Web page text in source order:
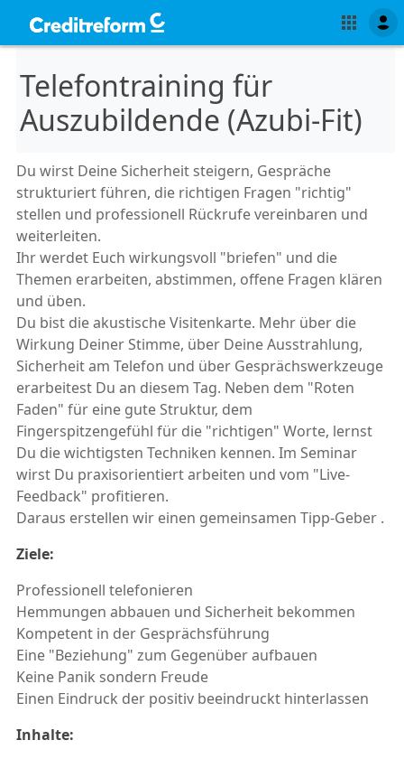
Telefontraining für
Auszubildende (Azubi-Fit)
Du wirst Deine Sicherheit steigern, Gespräche
strukturiert führen, die richtigen Fragen "richtig"
stellen und professionell Rückrufe vereinbaren und
weiterleiten.
Ihr werdet Euch wirkungsvoll "briefen" und die
Themen erarbeiten, abstimmen, offene Fragen klären
und üben.
Du bist die akustische Visitenkarte. Mehr über die
Wirkung Deiner Stimme, über Deine Ausstrahlung,
Sicherheit am Telefon und über Gesprächswerkzeuge
erarbeitest Du an diesem Tag. Neben dem "Roten
Faden" für eine gute Struktur, dem
Fingerspitzengefühl für die "richtigen" Worte, lernst
Du die wichtigsten Techniken kennen. Im Seminar
wirst Du praxisorientiert arbeiten und vom "Live-
Feedback" profitieren.
Daraus erstellen wir einen gemeinsamen Tipp-Geber .
Ziele:
Professionell telefonieren
Hemmungen abbauen und Sicherheit bekommen
Kompetent in der Gesprächsführung
Eine "Beziehung" zum Gegenüber aufbauen
Keine Panik sondern Freude
Einen Eindruck der positiv beeindruckt hinterlassen
Inhalte: